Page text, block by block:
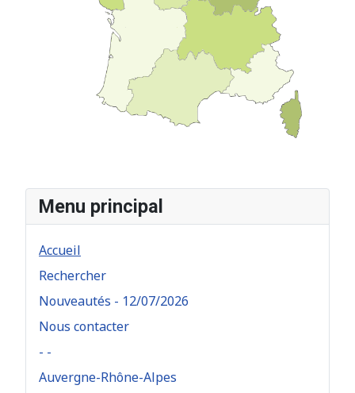
Menu principal
Accueil
Rechercher
Nouveautés - 12/07/2026
Nous contacter
- -
Auvergne-Rhône-Alpes